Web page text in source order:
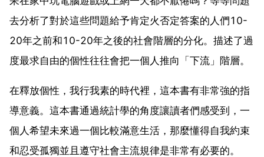
去分析了對於這些問題給予肯定火否定答案的人們10-
20年之前和10-20年之後的社會階層的分化。描述了過
度最求自由的個性往往會把一個人推向「下流」階層。
在釋放個性，我行我素的時代裡，這本書有非常強的指
導意義。這本書通過統計學的角度讓讀者們感受到，一
個人希望未來過一個比較滿意生活，那麼懂得自我約束
和忍受孤獨並且遵守社會主流規律是非常有必要的。